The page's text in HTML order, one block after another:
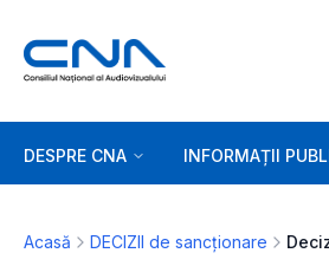
DESPRE CNA INFORMAȚII
Acasă DECIZII de sancționare